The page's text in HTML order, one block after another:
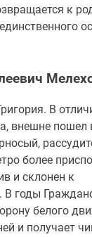
к
В
внешне пошел
более
и склонен к
годы
белого
и получает